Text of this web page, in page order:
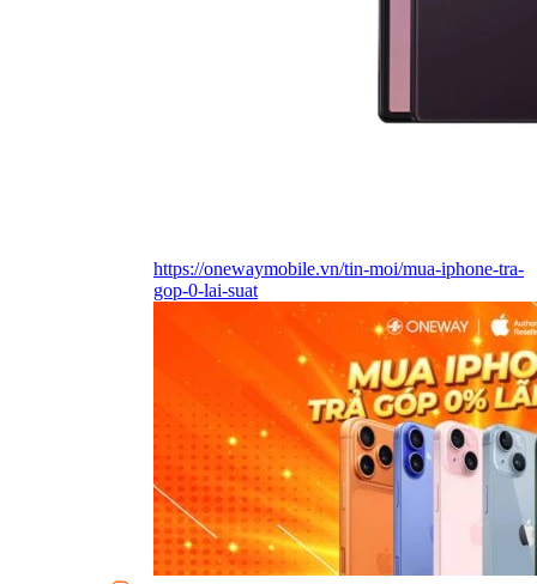
https://onewaymobile.vn/tin-moi/mua-iphone-tra-
gop-0-lai-suat